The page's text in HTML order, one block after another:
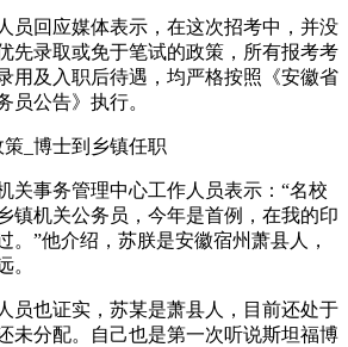
员回应媒体表示，在这次招考中，并没
先录取或免于笔试的政策，所有报考考
用及入职后待遇，均严格按照《安徽省
员公告》执行。
关事务管理中心工作人员表示：“名校
镇机关公务员，今年是首例，在我的印
。”他介绍，苏朕是安徽宿州萧县人，
。
员也证实，苏某是萧县人，目前还处于
未分配。自己也是第一次听说斯坦福博